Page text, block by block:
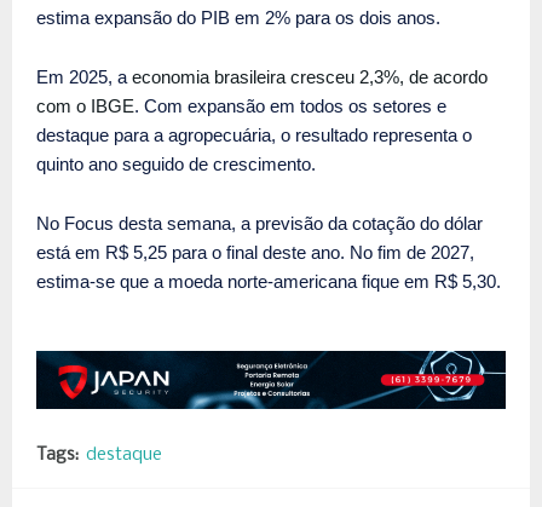
estima expansão do PIB em 2% para os dois anos.
Em 2025, a economia brasileira cresceu 2,3%, de acordo
com o IBGE. Com expansão em todos os setores e
destaque para a agropecuária, o resultado representa o
quinto ano seguido de crescimento.
No Focus desta semana, a previsão da cotação do dólar
está em R$ 5,25 para o final deste ano. No fim de 2027,
estima-se que a moeda norte-americana fique em R$ 5,30.
Tags: destaque